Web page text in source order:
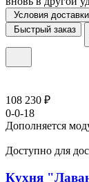
Условия
Быстрый заказ
108 230 ₽
0-0-18
Дополняется
Доступно для
Кухня